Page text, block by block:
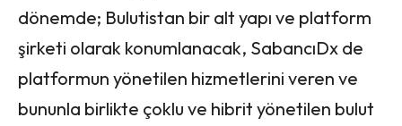
dönemde; Bulutistan bir alt yapı ve platform
şirketi olarak konumlanacak, SabancıDx de
platformun yönetilen hizmetlerini veren ve
bununla birlikte çoklu ve hibrit yönetilen bulut